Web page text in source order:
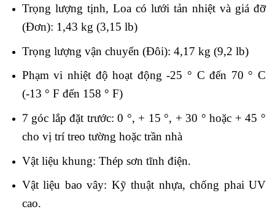
Trọng lượng tịnh, Loa có lưới tản nhiệt và giá đỡ
(Đơn): 1,43 kg (3,15 lb)
Trọng lượng vận chuyển (Đôi): 4,17 kg (9,2 lb)
Phạm vi nhiệt độ hoạt động -25 ° C đến 70 ° C
(-13 ° F đến 158 ° F)
7 góc lắp đặt trước: 0 °, + 15 °, + 30 ° hoặc + 45 °
cho vị trí treo tường hoặc trần nhà
Vật liệu khung: Thép sơn tĩnh điện.
Vật liệu bao vây: Kỹ thuật nhựa, chống phai UV
cao.